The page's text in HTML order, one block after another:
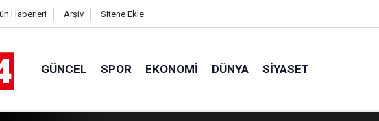
Haberleri Arşiv Sitene Ekle
GÜNCEL SPOR EKONOMI DÜNYA SIYASET